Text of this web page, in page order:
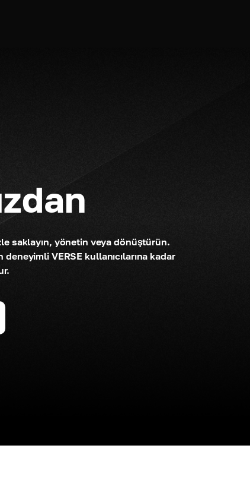
saklayın, yönetin veya dönüştürün.
VERSE kullanıcılarına kadar